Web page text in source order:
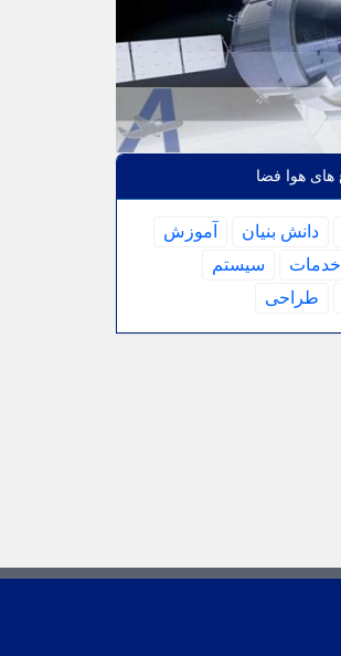
هوا فضا
دانش بنیان
آموزش
خدمات
سیستم
طراحی